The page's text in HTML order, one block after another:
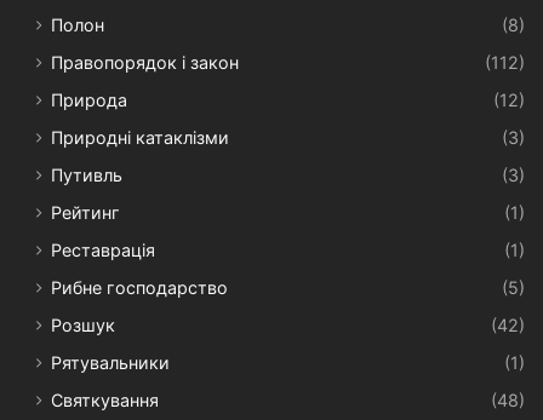
Полон
(8)
Правопорядок і закон
(112)
Природа
(12)
Природні катаклізми
(3)
Путивль
(3)
Рейтинг
(1)
Реставрація
(1)
Рибне господарство
(5)
Розшук
(42)
Рятувальники
(1)
Святкування
(48)